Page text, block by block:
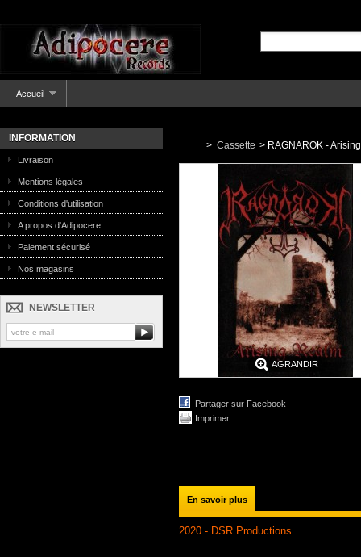
Accueil
INFORMATION
Livraison
Mentions légales
Conditions d'utilisation
A propos d'Adipocere
Paiement sécurisé
Nos magasins
NEWSLETTER
> Cassette > RAGNAROK -
AGRANDIR
Partager sur Facebook
Imprimer
En savoir plus
2020 - DSR Productions